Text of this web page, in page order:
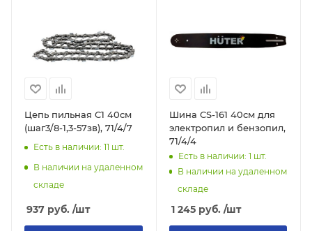
Цепь пильная C1 40см
(шаг3/8-1,3-57зв), 71/4/7
Есть в наличии: 11 шт.
В наличии на удаленном
складе
937 руб. /шт
Шина CS-161 40см для
электропил и бензопил,
71/4/4
Есть в наличии: 1 шт.
В наличии на удаленном
складе
1 245руб. /шт